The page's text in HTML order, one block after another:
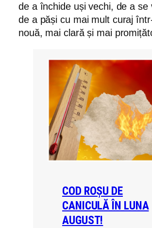
de a închide uși vechi, de a se
de a păși cu mai mult curaj
nouă, mai clară și mai
COD ROȘU DE
CANICULĂ ÎN LUNA
AUGUST!